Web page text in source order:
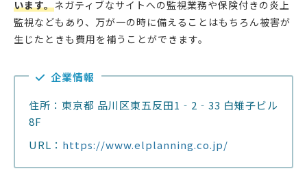
います。ネガティブなサイトへの監視業務や保険付きの炎上
監視などもあり、万が一の時に備えることはもちろん被害が
生じたときも費用を補うことができます。
企業情報
住所：東京都 品川区東五反田1‐2‐33 白雉子ビル
8F
URL： https://www.elplanning.co.jp/